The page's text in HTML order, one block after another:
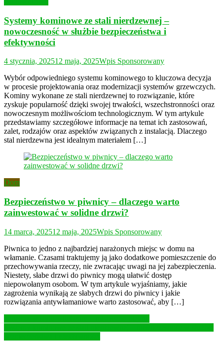
Systemy kominowe ze stali nierdzewnej –
nowoczesność w służbie bezpieczeństwa i
efektywności
4 stycznia, 202512 maja, 2025Wpis Sponsorowany
Wybór odpowiedniego systemu kominowego to kluczowa decyzja
w procesie projektowania oraz modernizacji systemów grzewczych.
Kominy wykonane ze stali nierdzewnej to rozwiązanie, które
zyskuje popularność dzięki swojej trwałości, wszechstronności oraz
nowoczesnym możliwościom technologicznym. W tym artykule
przedstawiamy szczegółowe informacje na temat ich zastosowań,
zalet, rodzajów oraz aspektów związanych z instalacją. Dlaczego
stal nierdzewna jest idealnym materiałem […]
Dom
Bezpieczeństwo w piwnicy – dlaczego warto
zainwestować w solidne drzwi?
14 marca, 202512 maja, 2025Wpis Sponsorowany
Piwnica to jedno z najbardziej narażonych miejsc w domu na
włamanie. Czasami traktujemy ją jako dodatkowe pomieszczenie do
przechowywania rzeczy, nie zwracając uwagi na jej zabezpieczenia.
Niestety, słabe drzwi do piwnicy mogą ułatwić dostęp
niepowołanym osobom. W tym artykule wyjaśniamy, jakie
zagrożenia wynikają ze słabych drzwi do piwnicy i jakie
rozwiązania antywłamaniowe warto zastosować, aby […]
Nawigacja
wpisu